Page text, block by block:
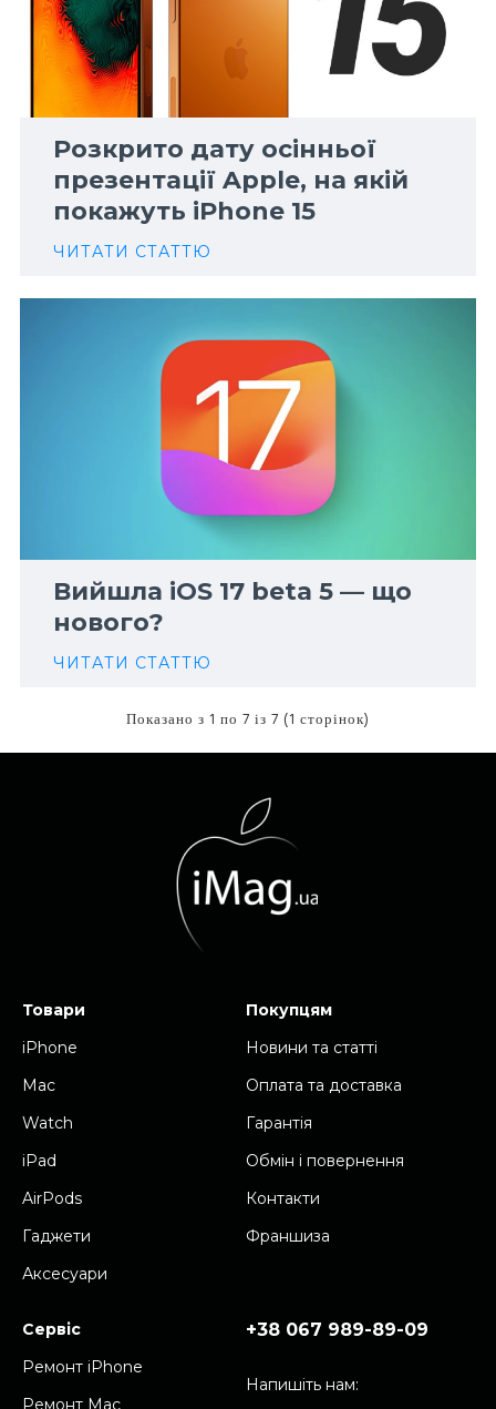
Розкрито дату осінньої
презентації Apple, на якій
покажуть iPhone 15
ЧИТАТИ СТАТТЮ
Вийшла iOS 17 beta 5 — що
нового?
ЧИТАТИ СТАТТЮ
Показано з 1 по 7 із 7 (1 сторінок)
Товари
iPhone
Mac
Watch
iPad
AirPods
Гаджети
Аксесуари
Покупцям
Новини та cтатті
Оплата та доставка
Гарантія
Обмін і повернення
Контакти
Франшиза
Сервіс
Ремонт iPhone
Ремонт Mac
+38 067 989-89-09
Напишіть нам: